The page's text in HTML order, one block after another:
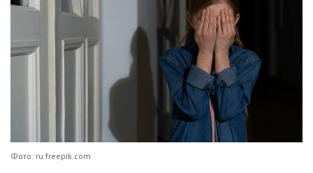
Фото: ru.freepik.com